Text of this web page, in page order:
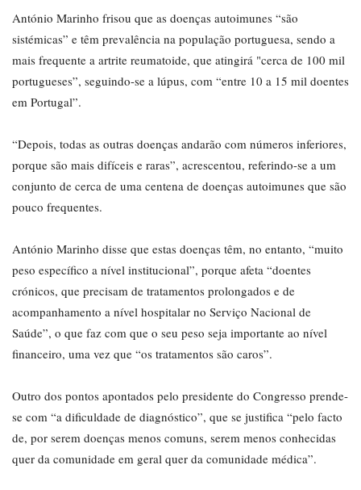
António Marinho frisou que as doenças autoimunes “são
sistémicas” e têm prevalência na população portuguesa, sendo a
mais frequente a artrite reumatoide, que atingirá "cerca de 100 mil
portugueses”, seguindo-se a lúpus, com “entre 10 a 15 mil doentes
em Portugal”.
“Depois, todas as outras doenças andarão com números inferiores,
porque são mais difíceis e raras”, acrescentou, referindo-se a um
conjunto de cerca de uma centena de doenças autoimunes que são
pouco frequentes.
António Marinho disse que estas doenças têm, no entanto, “muito
peso específico a nível institucional”, porque afeta “doentes
crónicos, que precisam de tratamentos prolongados e de
acompanhamento a nível hospitalar no Serviço Nacional de
Saúde”, o que faz com que o seu peso seja importante ao nível
financeiro, uma vez que “os tratamentos são caros”.
Outro dos pontos apontados pelo presidente do Congresso prende-
se com “a dificuldade de diagnóstico”, que se justifica “pelo facto
de, por serem doenças menos comuns, serem menos conhecidas
quer da comunidade em geral quer da comunidade médica”.